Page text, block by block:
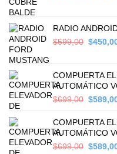
RADIO
$599,00 Original
$
COMPUERTA
AUTOMÁTICO
$699,00 Original
was:
$
COMPUERTA
AUTOMÁTICO
$699,00 Original
$